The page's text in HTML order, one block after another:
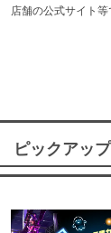
店舗の公式サイト等
ピックアップ